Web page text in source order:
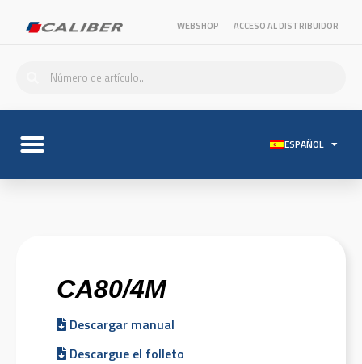
WEBSHOP ACCESO AL DISTRIBUIDOR
ESPAÑOL
CA80/4M
Descargar manual
Descargue el folleto